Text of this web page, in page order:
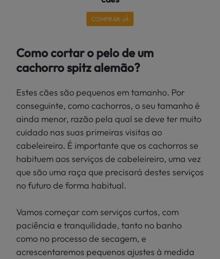
COMPRAR JÁ
Como cortar o pelo de um
cachorro spitz alemão?
Estes cães são pequenos em tamanho. Por
conseguinte, como cachorros, o seu tamanho é
ainda menor, razão pela qual se deve ter muito
cuidado nas suas primeiras visitas ao
cabeleireiro. É importante que os cachorros se
habituem aos serviços de cabeleireiro, uma vez
que são uma raça que precisará destes serviços
no futuro de forma habitual.
Vamos começar com serviços curtos, com
paciência e tranquilidade, tanto no banho
como no processo de secagem, e
acrescentaremos pequenos ajustes à medida